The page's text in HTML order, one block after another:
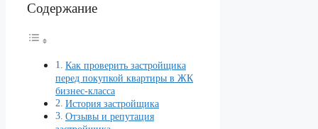
Содержание
Как проверить застройщика
перед покупкой квартиры в ЖК
бизнес-класса
История застройщика
Отзывы и репутация